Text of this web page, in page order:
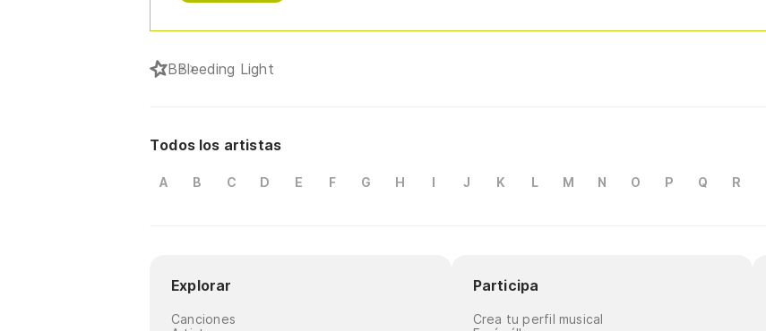
BBleeding Light
Todos los artistas
A B C D E F G H I J K L M N O P Q R
Explorar
Canciones
Participa
Crea tu perfil musical